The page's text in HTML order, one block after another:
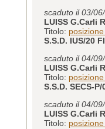
scaduto il 03/
LUISS G.Carli
Titolo:
S.S.D. IUS/20
scaduto il 04/
LUISS G.Carli
Titolo:
S.S.D. SECS-
scaduto il 04/
LUISS G.Carli
Titolo: